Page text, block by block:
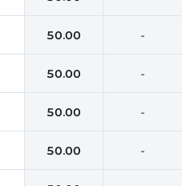
50.00 -
50.00 -
50.00 -
50.00 -